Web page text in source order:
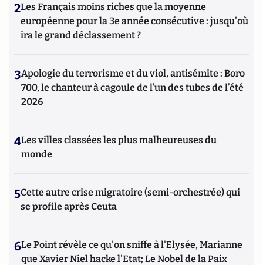
2Les Français moins riches que la moyenne
européenne pour la 3e année consécutive : jusqu'où
ira le grand déclassement ?
3Apologie du terrorisme et du viol, antisémite : Boro
700, le chanteur à cagoule de l’un des tubes de l’été
2026
4Les villes classées les plus malheureuses du
monde
5Cette autre crise migratoire (semi-orchestrée) qui
se profile après Ceuta
6Le Point révèle ce qu'on sniffe à l'Elysée, Marianne
que Xavier Niel hacke l'Etat; Le Nobel de la Paix